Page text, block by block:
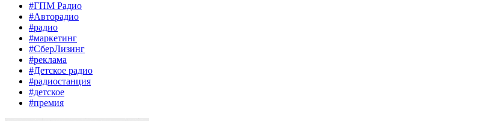
#ГПМ Радио
#Авторадио
#радио
#маркетинг
#СберЛизинг
#реклама
#Детское радио
#радиостанция
#детское
#премия